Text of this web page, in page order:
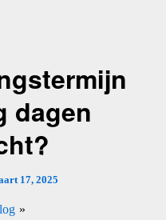
dagen
17, 2025